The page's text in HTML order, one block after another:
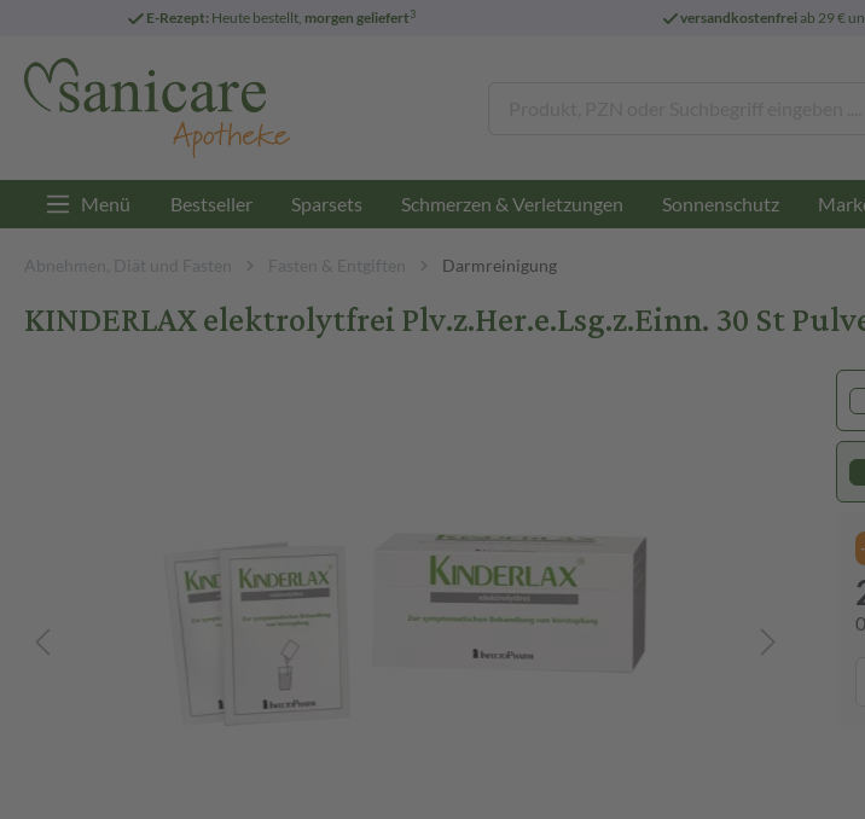
E-Rezept: Heute bestellt, morgen geliefert3 versandkostenfreiab 29 €
Menü Bestseller Sparsets Schmerzen & Verletzungen Sonnenschutz
Abnehmen, Diät und Fasten Fasten & Entgiften Darmreinigung
KINDERLAX elektrolytfrei Plv.z.Her.e.Lsg.z.Einn. 30 St